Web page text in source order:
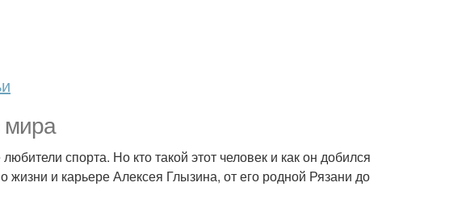
мира
спорта. Но кто такой этот человек и как он добился
жизни и карьере Алексея Глызина, от его родной Рязани до